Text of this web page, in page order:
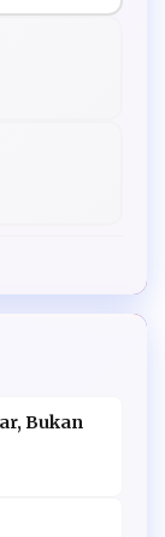
Bukan